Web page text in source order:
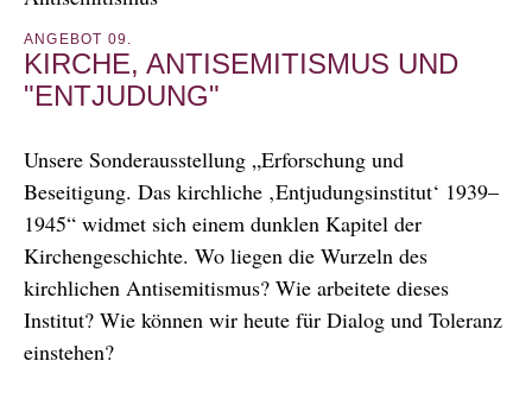
ANGEBOT 09.
KIRCHE, ANTISEMITISMUS UND
"ENTJUDUNG"
Unsere Sonderausstellung „Erforschung und
Beseitigung. Das kirchliche ‚Entjudungsinstitut‘ 1939–
1945“ widmet sich einem dunklen Kapitel der
Kirchengeschichte. Wo liegen die Wurzeln des
kirchlichen Antisemitismus? Wie arbeitete dieses
Institut? Wie können wir heute für Dialog und Toleranz
einstehen?